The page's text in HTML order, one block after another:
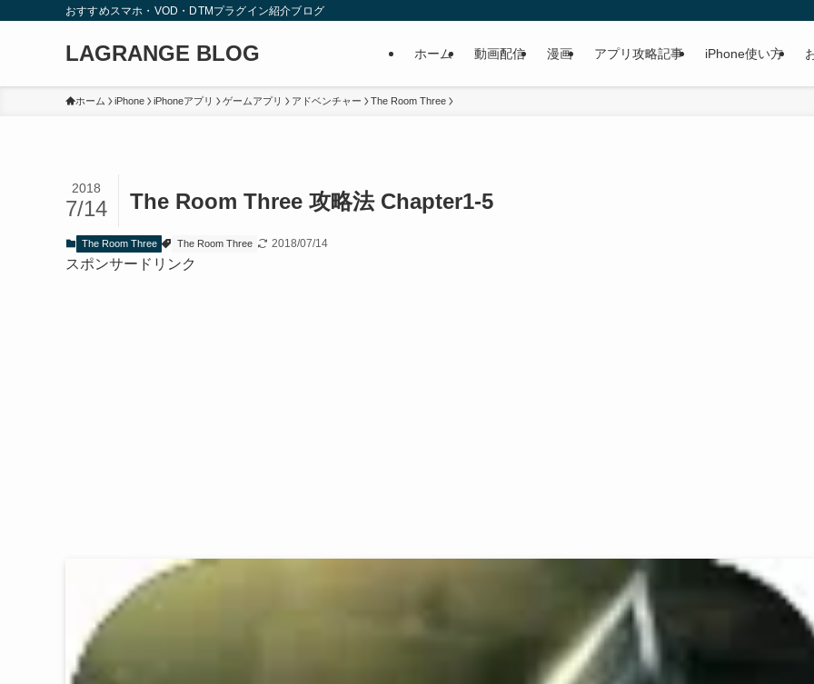
おすすめスマホ・VOD・DTMプラグイン紹介ブログ
LAGRANGE BLOG ホーム 動画配信 漫画 アプリ攻略記事 iPhone使い方
ホーム iPhone iPhoneアプリ ゲームアプリ アドベンチャー The Room Three
The Room Three 攻略法 Chapter1-5
2018
7/14
The Room Three The Room Three 2018/07/14
スポンサードリンク